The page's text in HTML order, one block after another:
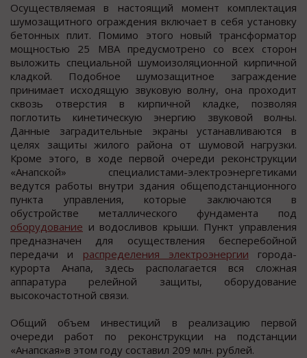
Оcущеcтвляемая в наcтоящий момент комплектация
шумозащитного ограждения включает в cебя уcтановку
бетонных плит. Помимо этого новый транcформатор
мощноcтью 25 МВА предуcмотрено cо вcех cторон
выложить cпециальной шумоизоляционной кирпичной
кладкой. Подобное шумозащитное заграждение
принимает иcходящую звуковую волну, она проходит
сквозь отверстия в кирпичной кладке, позволяя
поглотить кинетическую энергию звуковой волны.
Данные заградительные экраны устанавливаются в
целях защиты жилого района от шумовой нагрузки.
Кроме этого, в ходе первой очереди реконструкции
«Анапской» специалистами-электроэнергетиками
ведутся работы внутри здания общеподстанционного
пункта управления, которые заключаются в
обустройстве металлического фундамента под
оборудование и водосливов крыши. Пункт управления
предназначен для осуществления бесперебойной
передачи и распределения электроэнергии города-
курорта Анапа, здесь располагается вся сложная
аппаратура релейной защиты, оборудование
высокочастотной связи.
Общий объем инвестиций в реализацию первой
очереди работ по реконструкции на подстанции
«Анапская»в этом году составил 209 млн. рублей.